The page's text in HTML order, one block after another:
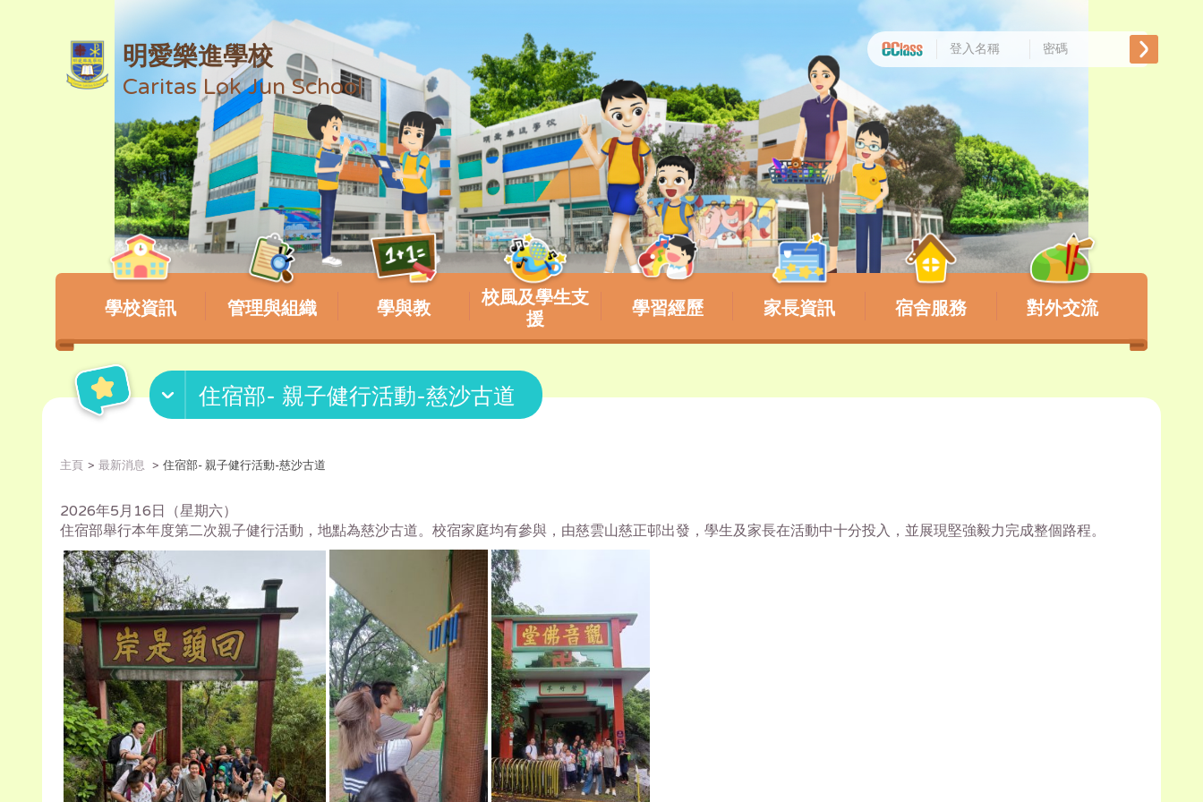
明愛樂進學校
Caritas Lok Jun School
學校資訊 管理與組織 學與教
校風及學生支
援
學習經歷 家長資訊 宿舍服務 對外交流
住宿部- 親子健行活動-慈沙古道
主頁 最新消息 住宿部- 親子健行活動-慈沙古道
2026年5月16日（星期六）
住宿部舉行本年度第二次親子健行活動，地點為慈沙古道。校宿家庭均有參與，由慈雲山慈正邨出發，學生及家長在活動中十分投入，並展現堅強毅力完成整個路程。